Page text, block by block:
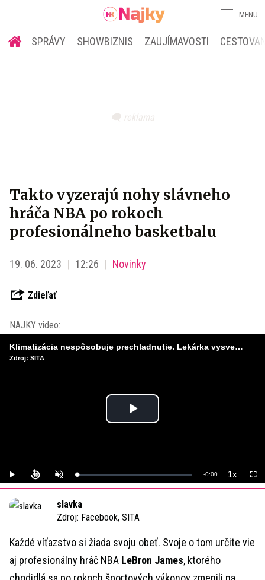
MENU
SPRÁVY SHOWBIZNIS ZAUJÍMAVOSTI
Takto vyzerajú nohy slávneho
hráča NBA po rokoch
profesionálneho basketbalu
19. 06. 2023 12:26 Novinky
Zdieľať
NAJKY video:
Play
Play UnmuteLoaded:
0%
Remaining
-0:00 1xPlayback
Rate
Klimatizácia nespôsobuje prechladnutie. Lekárka vysvetľuje, čo skutočne škodí
Zdroj: SITA
slavka
Zdroj: Facebook, SITA
Každé víťazstvo si žiada svoju obeť. Svoje o tom určite vie
aj profesionálny hráč NBA LeBron James, ktorého